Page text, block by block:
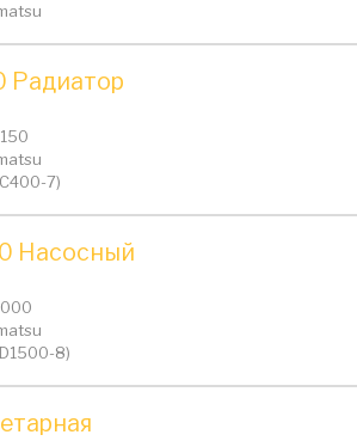
Радиатор
7)
Насосный
8)